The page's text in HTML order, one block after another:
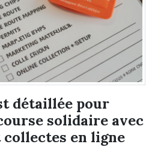
détaillée pour
solidaire avec
en ligne